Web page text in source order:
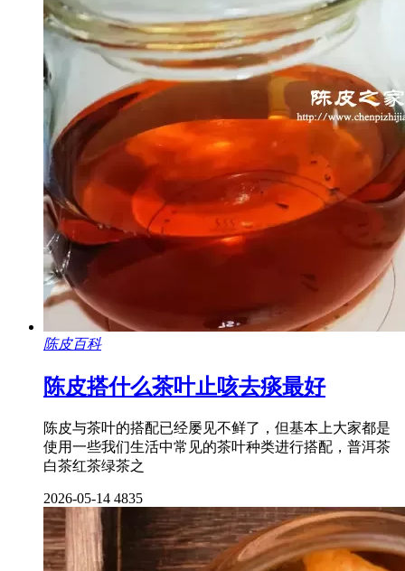
陈皮百科
陈皮搭什么茶叶止咳去痰最好
陈皮与茶叶的搭配已经屡见不鲜了，但基本上大家都是
使用一些我们生活中常见的茶叶种类进行搭配，普洱茶
白茶红茶绿茶之
2026-05-14 4835